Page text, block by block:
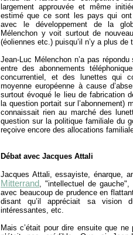
largement approuvée et même
estimé que ce sont les pays qui
avec le développement de la
Mélenchon y voit surtout de
(éoliennes etc.) puisqu’il n’y a plus de
Jean-Luc Mélenchon n’a pas
entre des abonnements
concurrentiel, et des lunettes qui
moyenne européenne à cause
surtout évoqué le lieu de fabrication
la question portait sur l’abonnement)
connaissait rien au marché des
question sur la politique familiale du
reçoive encore des allocations
Débat avec Jacques Attali
Jacques Attali, essayiste, énarque,
Mitterrand , "intellectuel de
avec beaucoup de prudence en
disant qu’il appréciait sa vision
intéressantes, etc.
Mais c’était pour dire ensuite que